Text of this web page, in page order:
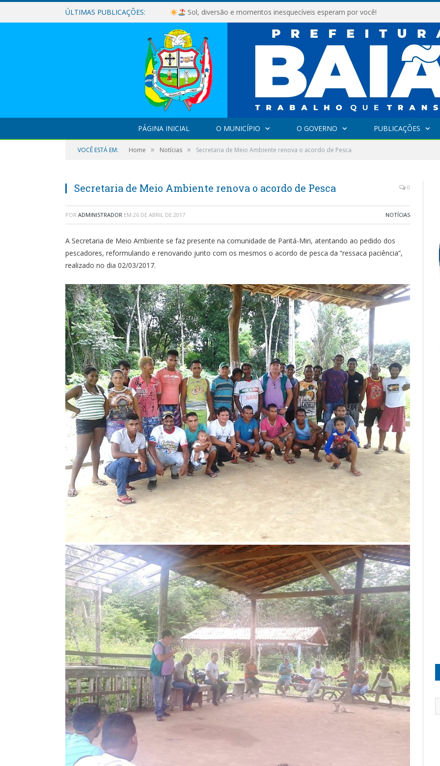
ÚLTIMAS PUBLICAÇÕES: Sol, diversão e momentos inesquecíveis esperam por você!
PÁGINA INICIAL O MUNICÍPIO O GOVERNO PUBLICAÇÕES
VOCÊ ESTÁ EM: Home » Notícias » Secretaria de Meio Ambiente renova o acordo de Pesca
Secretaria de Meio Ambiente renova o acordo de Pesca 0
POR ADMINISTRADOR EM 26 DE ABRIL DE 2017 NOTÍCIAS
A Secretaria de Meio Ambiente se faz presente na comunidade de Paritá-Miri, atentando ao pedido dos
pescadores, reformulando e renovando junto com os mesmos o acordo de pesca da “ressaca paciência”,
realizado no dia 02/03/2017.